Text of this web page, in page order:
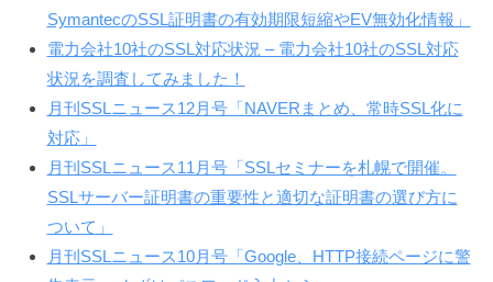
SymantecのSSL証明書の有効期限短縮やEV無効化情報」
電力会社10社のSSL対応状況 – 電力会社10社のSSL対応
状況を調査してみました！
月刊SSLニュース12月号「NAVERまとめ、常時SSL化に
対応」
月刊SSLニュース11月号「SSLセミナーを札幌で開催。
SSLサーバー証明書の重要性と適切な証明書の選び方に
ついて」
月刊SSLニュース10月号「Google、HTTP接続ページに警